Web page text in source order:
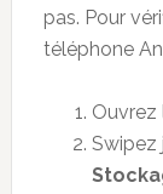
pas. Pour
téléphone
Ouvrez
Swipez